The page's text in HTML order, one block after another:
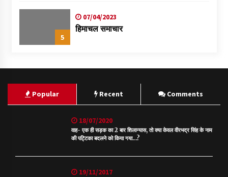
5
07/04/2023
हिमाचल समाचार
Popular Recent Comments
18/07/2020
वाह- एक ही सड़क का 2 बार शिलान्यास, तो क्या केवल वीरभद्र सिंह के नाम
की पट्टिका बदलने को किया गया…?
19/11/2017